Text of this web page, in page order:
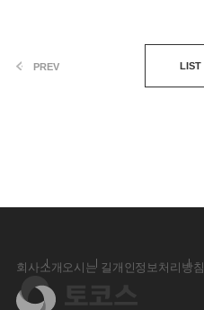
PREV LIST
회사소개 오시는 길 개인정보처리방침